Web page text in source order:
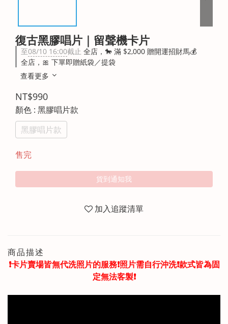
復古黑膠唱片｜留聲機卡片
至08/10 16:00截止 全店，🐎 滿 $2,000 贈開運招財馬💰
全店，🎀 下單即贈紙袋／提袋
查看更多
NT$990
顏色 : 黑膠唱片款
黑膠唱片款
售完
貨到通知我
加入追蹤清單
商品描述
❗️卡片賣場皆無代洗照片的服務❗️照片需自行沖洗❗️款式皆為固
定無法客製❗️